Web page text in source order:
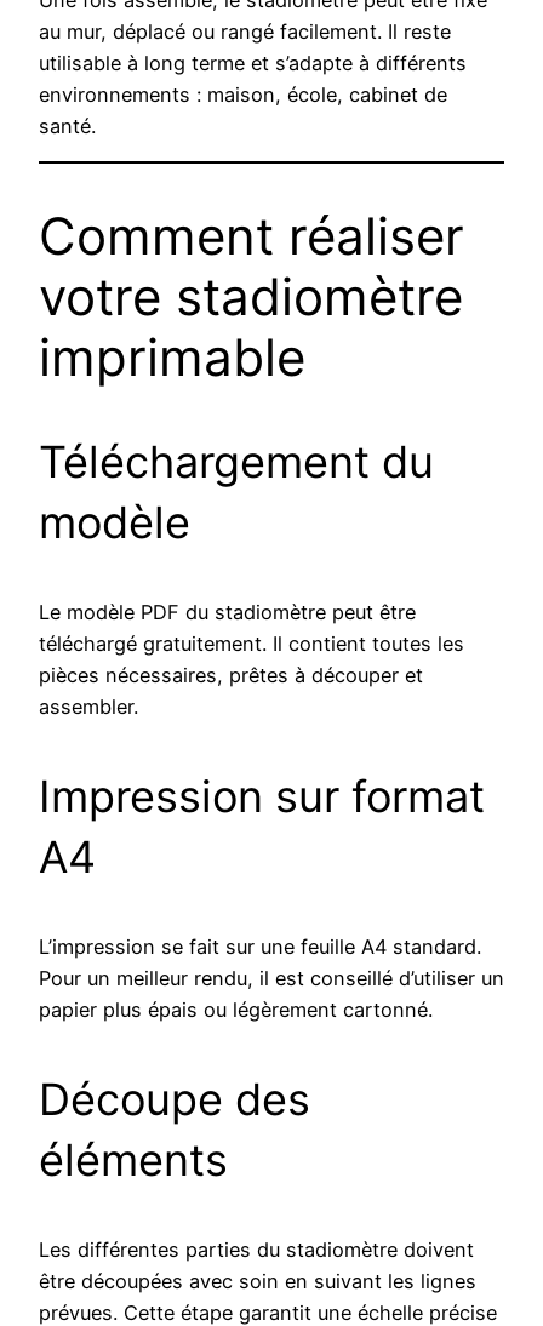
au mur, déplacé ou rangé facilement. Il reste
utilisable à long terme et s’adapte à différents
environnements : maison, école, cabinet de
santé.
Comment réaliser
votre stadiomètre
imprimable
Téléchargement du
modèle
Le modèle PDF du stadiomètre peut être
téléchargé gratuitement. Il contient toutes les
pièces nécessaires, prêtes à découper et
assembler.
Impression sur format
A4
L’impression se fait sur une feuille A4 standard.
Pour un meilleur rendu, il est conseillé d’utiliser un
papier plus épais ou légèrement cartonné.
Découpe des
éléments
Les différentes parties du stadiomètre doivent
être découpées avec soin en suivant les lignes
prévues. Cette étape garantit une échelle précise